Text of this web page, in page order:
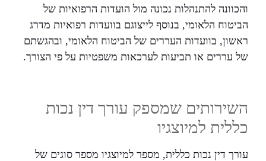
והכוונה להתנהלות נכונה מול הועדות הרפואיות של
הביטוח הלאומי, בנוסף לייצוגם בוועדות רפואיות מדרג
ראשון, בוועדות העררים של הביטוח הלאומי, ובהגשתם
של עררים או תביעות לערכאות משפטיות על פי הצורך.
השירותים שמספק עורך דין נכות
כללית למיוצגיו
עורך דין נכות כללית, מספר למיוצגיו מספר סוגים של